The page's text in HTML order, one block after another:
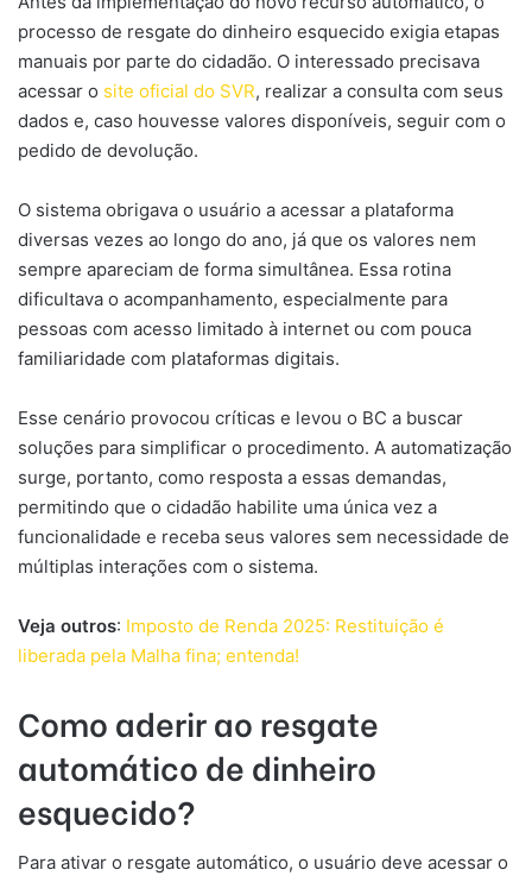
processo de resgate do dinheiro esquecido exigia etapas
manuais por parte do cidadão. O interessado precisava
acessar o site oficial do SVR, realizar a consulta com seus
dados e, caso houvesse valores disponíveis, seguir com o
pedido de devolução.
O sistema obrigava o usuário a acessar a plataforma
diversas vezes ao longo do ano, já que os valores nem
sempre apareciam de forma simultânea. Essa rotina
dificultava o acompanhamento, especialmente para
pessoas com acesso limitado à internet ou com pouca
familiaridade com plataformas digitais.
Esse cenário provocou críticas e levou o BC a buscar
soluções para simplificar o procedimento. A automatização
surge, portanto, como resposta a essas demandas,
permitindo que o cidadão habilite uma única vez a
funcionalidade e receba seus valores sem necessidade de
múltiplas interações com o sistema.
Veja outros: Imposto de Renda 2025: Restituição é
liberada pela Malha fina; entenda!
Como aderir ao resgate
automático de dinheiro
esquecido?
Para ativar o resgate automático, o usuário deve acessar o